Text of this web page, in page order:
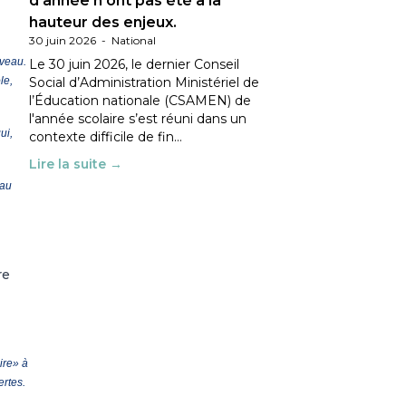
à
hauteur des enjeux.
30 juin 2026 - National
Le 30 juin 2026, le dernier Conseil
Social d’Administration Ministériel de
l’Éducation nationale (CSAMEN) de
l'année scolaire s’est réuni dans un
contexte difficile de fin…
Lire la suite →